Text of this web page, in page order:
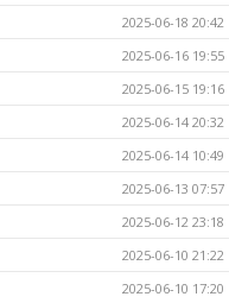
2025-06-18 20:42
2025-06-16 19:55
2025-06-15 19:16
2025-06-14 20:32
2025-06-14 10:49
2025-06-13 07:57
2025-06-12 23:18
2025-06-10 21:22
2025-06-10 17:20